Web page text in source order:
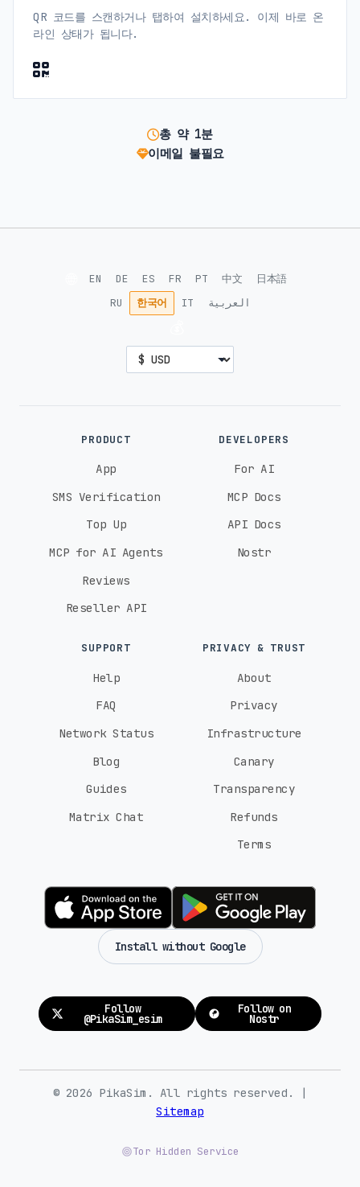
QR 코드를 스캔하거나 탭하여 설치하세요. 이제 바로 온
라인 상태가 됩니다.
총 약 1분
이메일 불필요
EN DE ES FR PT 中文
日本語
RU
한국어 IT العربية
PRODUCT
App
SMS Verification
Top Up
MCP for AI Agents
Reviews
Reseller API
DEVELOPERS
For AI
MCP Docs
API Docs
Nostr
SUPPORT
Help
FAQ
Network Status
Blog
Guides
Matrix Chat
PRIVACY & TRUST
About
Privacy
Infrastructure
Canary
Transparency
Refunds
Terms
Install without Google
Follow
@PikaSim_esim
Follow on
Nostr
© 2026 PikaSim. All rights reserved. |
Sitemap
Tor Hidden Service